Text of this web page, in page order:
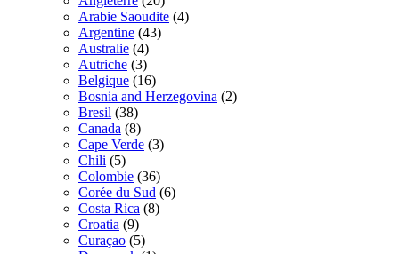
Arabie Saoudite (4)
Argentine (43)
Australie (4)
Autriche (3)
Belgique (16)
Bosnia and Herzegovina (2)
Bresil (38)
Canada (8)
Cape Verde (3)
Chili (5)
Colombie (36)
Corée du Sud (6)
Costa Rica (8)
Croatia (9)
Curaçao (5)